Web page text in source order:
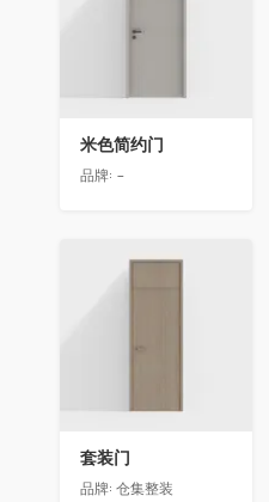
米色简约门
品牌: -
收藏
套装门
品牌: 仓集整装